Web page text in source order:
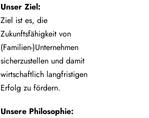
Unser Ziel:
Ziel ist es, die
Zukunftsfähigkeit von
(Familien-)Unternehmen
sicherzustellen und damit
wirtschaftlich langfristigen
Erfolg zu fördern.
Unsere Philosophie: